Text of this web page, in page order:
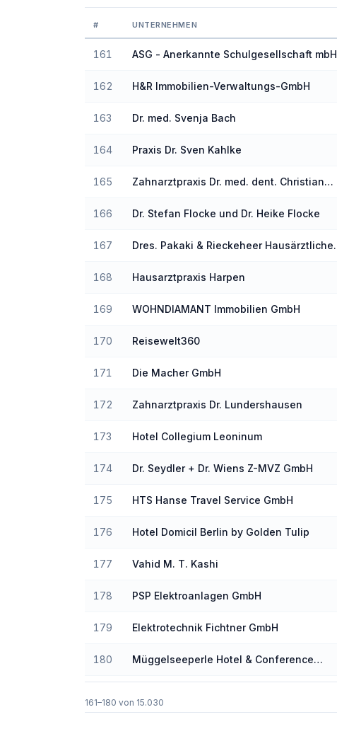
# UNTERNEHMEN
161 ASG - Anerkannte Schulgesellschaft mbH
162 H&R Immobilien-Verwaltungs-GmbH
163 Dr. med. Svenja Bach
164 Praxis Dr. Sven Kahlke
165
Zahnarztpraxis Dr. med. dent. Christian
166 Dr. Stefan Flocke und Dr. Heike Flocke
167
Dres. Pakaki & Rieckeheer Hausärztliche
168 Hausarztpraxis Harpen
169 WOHNDIAMANT Immobilien GmbH
170 Reisewelt360
171 Die Macher GmbH
172 Zahnarztpraxis Dr. Lundershausen
173 Hotel Collegium Leoninum
174 Dr. Seydler + Dr. Wiens Z-MVZ GmbH
175 HTS Hanse Travel Service GmbH
176 Hotel Domicil Berlin by Golden Tulip
177 Vahid M. T. Kashi
178 PSP Elektroanlagen GmbH
179 Elektrotechnik Fichtner GmbH
180
Müggelseeperle Hotel & Conference
161–180 von 15.030